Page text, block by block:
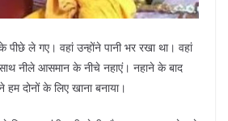
पीछे ले गए। वहां उन्होंने पानी भर रखा था। वहां
नीले आसमान के नीचे नहाएं। नहाने के बाद
दोनों के लिए खाना बनाया।